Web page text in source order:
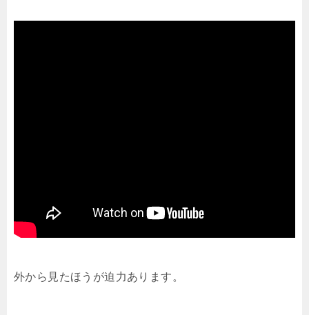
外から見たほうが迫力あります。